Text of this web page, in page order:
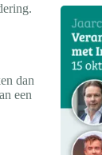
dan
een